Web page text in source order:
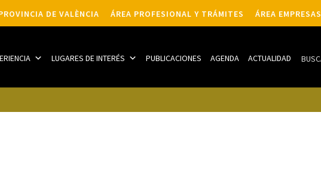
DE VALÈNCIA ÁREA PROFESIONAL Y TRÁMITES ÁREA EMPRESAS
LUGARES DE INTERÉS PUBLICACIONES AGENDA ACTUALIDAD